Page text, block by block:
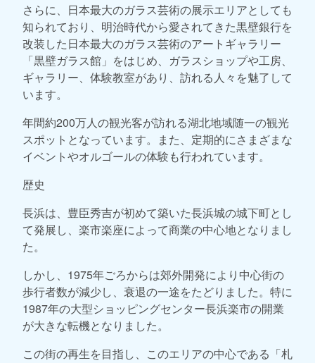
さらに、日本最大のガラス芸術の展示エリアとしても
知られており、明治時代から愛されてきた黒壁銀行を
改装した日本最大のガラス芸術のアートギャラリー
「黒壁ガラス館」をはじめ、ガラスショップや工房、
ギャラリー、体験教室があり、訪れる人々を魅了して
います。
年間約200万人の観光客が訪れる湖北地域随一の観光
スポットとなっています。また、定期的にさまざまな
イベントやオルゴールの体験も行われています。
歴史
長浜は、豊臣秀吉が初めて築いた長浜城の城下町とし
て発展し、楽市楽座によって商業の中心地となりまし
た。
しかし、1975年ごろからは郊外開発により中心街の
歩行者数が減少し、衰退の一途をたどりました。特に
1987年の大型ショッピングセンター長浜楽市の開業
が大きな転機となりました。
この街の再生を目指し、このエリアの中心である「札